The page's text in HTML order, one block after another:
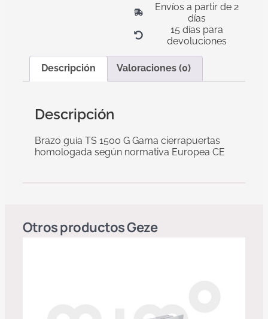
Envíos a partir de 2
días
15 días para
devoluciones
Descripción Valoraciones (0)
Descripción
Brazo guía TS 1500 G Gama cierrapuertas
homologada según normativa Europea CE
Otros productosGeze